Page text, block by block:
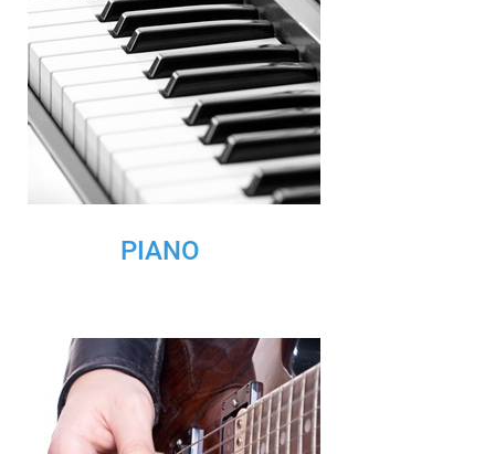
PIANO